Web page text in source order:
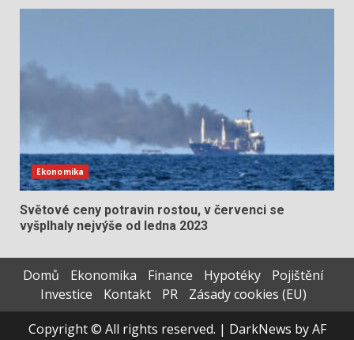
Ekonomika
Světové ceny potravin rostou, v červenci se
vyšplhaly nejvýše od ledna 2023
Domů Ekonomika Finance Hypotéky
Pojištění
Investice
Kontakt PR
Zásady cookies (EU)
Copyright © All rights reserved. | DarkNews by AF